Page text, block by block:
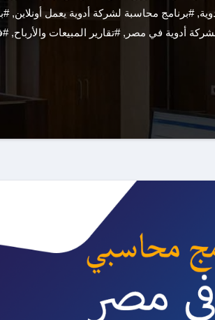
,#برنامج محاسبة لشركة أدوية يعمل أونلاين,
أدوية في مصر ,#تقارير المبيعات والأرباح,